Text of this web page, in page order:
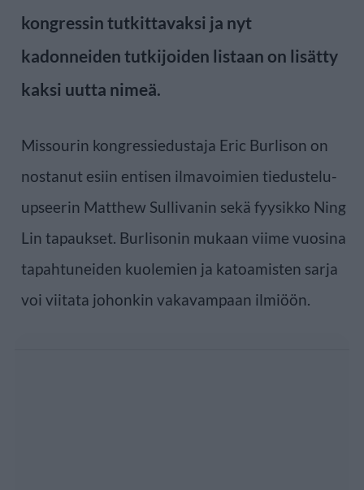
kongressin tutkittavaksi ja nyt
kadonneiden tutkijoiden listaan on lisätty
kaksi uutta nimeä.
Missourin kongressiedustaja Eric Burlison on
nostanut esiin entisen ilmavoimien tiedustelu-
upseerin Matthew Sullivanin sekä fyysikko Ning
Lin tapaukset. Burlisonin mukaan viime vuosina
tapahtuneiden kuolemien ja katoamisten sarja
voi viitata johonkin vakavampaan ilmiöön.